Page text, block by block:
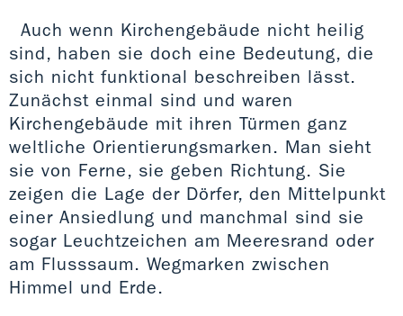
Auch wenn Kirchengebäude nicht heilig
sind, haben sie doch eine Bedeutung, die
sich nicht funktional beschreiben lässt.
Zunächst einmal sind und waren
Kirchengebäude mit ihren Türmen ganz
weltliche Orientierungsmarken. Man sieht
sie von Ferne, sie geben Richtung. Sie
zeigen die Lage der Dörfer, den Mittelpunkt
einer Ansiedlung und manchmal sind sie
sogar Leuchtzeichen am Meeresrand oder
am Flusssaum. Wegmarken zwischen
Himmel und Erde.